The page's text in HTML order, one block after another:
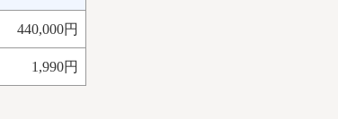
440,000円
1,990円